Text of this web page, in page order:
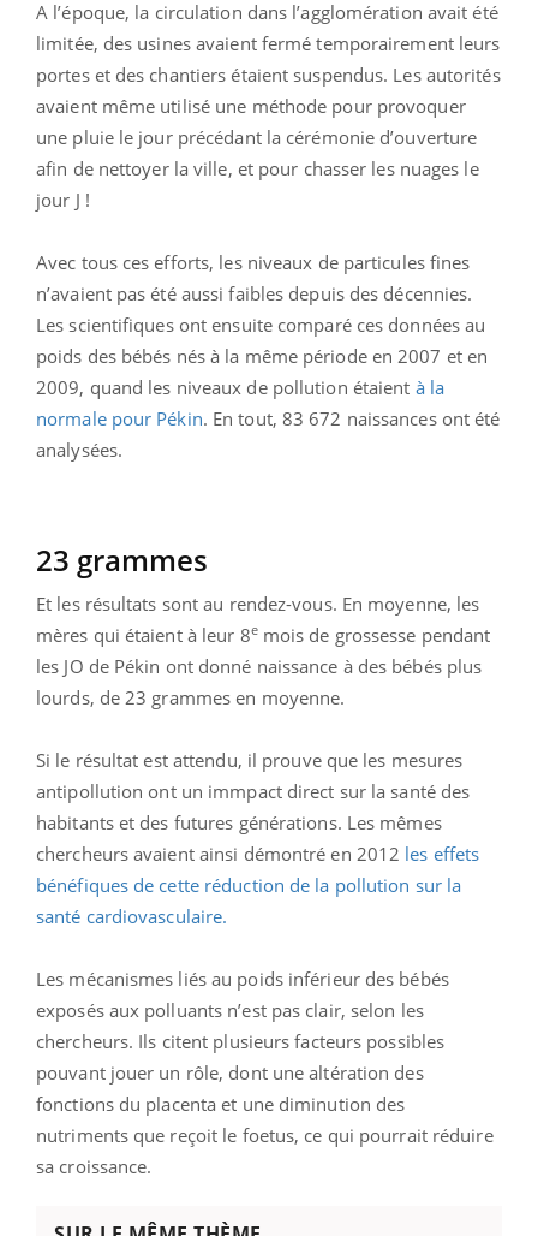
A l’époque, la circulation dans l’agglomération avait été
limitée, des usines avaient fermé temporairement leurs
portes et des chantiers étaient suspendus. Les autorités
avaient même utilisé une méthode pour provoquer
une pluie le jour précédant la cérémonie d’ouverture
afin de nettoyer la ville, et pour chasser les nuages le
jour J !
Avec tous ces efforts, les niveaux de particules fines
n’avaient pas été aussi faibles depuis des décennies.
Les scientifiques ont ensuite comparé ces données au
poids des bébés nés à la même période en 2007 et en
2009, quand les niveaux de pollution étaient à la
normale pour Pékin. En tout, 83 672 naissances ont été
analysées.
23 grammes
Et les résultats sont au rendez-vous. En moyenne, les
mères qui étaient à leur 8emois de grossesse pendant
les JO de Pékin ont donné naissance à des bébés plus
lourds, de 23 grammes en moyenne.
Si le résultat est attendu, il prouve que les mesures
antipollution ont un immpact direct sur la santé des
habitants et des futures générations. Les mêmes
chercheurs avaient ainsi démontré en 2012 les effets
bénéfiques de cette réduction de la pollution sur la
santé cardiovasculaire.
Les mécanismes liés au poids inférieur des bébés
exposés aux polluants n’est pas clair, selon les
chercheurs. Ils citent plusieurs facteurs possibles
pouvant jouer un rôle, dont une altération des
fonctions du placenta et une diminution des
nutriments que reçoit le foetus, ce qui pourrait réduire
sa croissance.